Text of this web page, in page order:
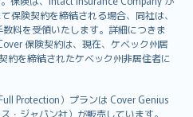
保険契約を締結される場合、同社は、
料を受領いたします。詳細につきま
保険契約は、現在、ケベック州居
約を締結されたケベック州非居住者に
Protection）プランは Cover Genius
・ジャパン社）が販売しています。